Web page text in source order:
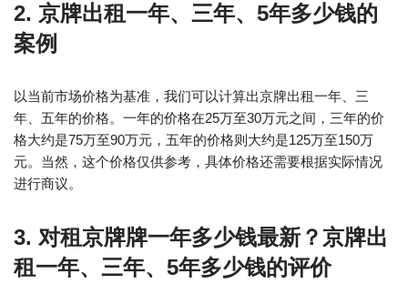
2. 京牌出租一年、三年、5年多少钱的
案例
以当前市场价格为基准，我们可以计算出京牌出租一年、三
年、五年的价格。一年的价格在25万至30万元之间，三年的价
格大约是75万至90万元，五年的价格则大约是125万至150万
元。当然，这个价格仅供参考，具体价格还需要根据实际情况
进行商议。
3. 对租京牌牌一年多少钱最新？京牌出
租一年、三年、5年多少钱的评价